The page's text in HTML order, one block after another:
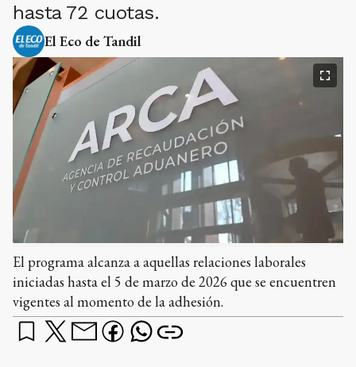
hasta 72 cuotas.
El Eco de Tandil
El programa alcanza a aquellas relaciones laborales
iniciadas hasta el 5 de marzo de 2026 que se encuentren
vigentes al momento de la adhesión.